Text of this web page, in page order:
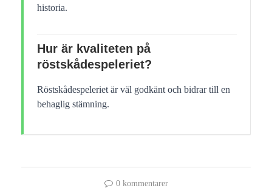
historia.
Hur är kvaliteten på
röstskådespeleriet?
Röstskådespeleriet är väl godkänt och bidrar till en
behaglig stämning.
0 kommentarer